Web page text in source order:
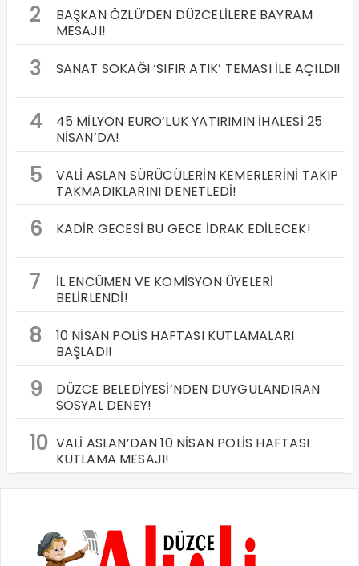
2
BAŞKAN ÖZLÜ’DEN DÜZCELİLERE BAYRAM
MESAJI!
3 SANAT SOKAĞI ‘SIFIR ATIK’ TEMASI İLE AÇILDI!
4
45 MİLYON EURO’LUK YATIRIMIN İHALESİ 25
NİSAN’DA!
5
VALİ ASLAN SÜRÜCÜLERİN KEMERLERİNİ TAKIP
TAKMADIKLARINI DENETLEDİ!
6 KADİR GECESİ BU GECE İDRAK EDİLECEK!
7
İL ENCÜMEN VE KOMİSYON ÜYELERİ
BELİRLENDİ!
8
10 NİSAN POLİS HAFTASI KUTLAMALARI
BAŞLADI!
9
DÜZCE BELEDİYESİ’NDEN DUYGULANDIRAN
SOSYAL DENEY!
10 VALİ ASLAN’DAN 10 NİSAN POLİS HAFTASI
KUTLAMA MESAJI!